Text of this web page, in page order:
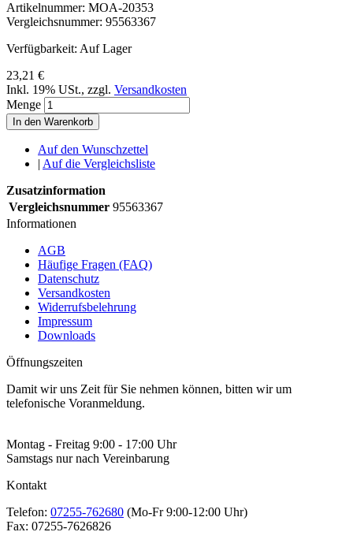
Artikelnummer: MOA-20353
Vergleichsnummer: 95563367
Verfügbarkeit: Auf Lager
23,21 €
Inkl. 19% USt., zzgl. Versandkosten
Menge
In den Warenkorb
Auf den Wunschzettel
| Auf die Vergleichsliste
Zusatzinformation
Vergleichsnummer 95563367
Informationen
AGB
Häufige Fragen (FAQ)
Datenschutz
Versandkosten
Widerrufsbelehrung
Impressum
Downloads
Öffnungszeiten
Damit wir uns Zeit für Sie nehmen können, bitten wir um
telefonische Voranmeldung.
Montag - Freitag 9:00 - 17:00 Uhr
Samstags nur nach Vereinbarung
Kontakt
Telefon: 07255-762680 (Mo-Fr 9:00-12:00 Uhr)
Fax: 07255-7626826